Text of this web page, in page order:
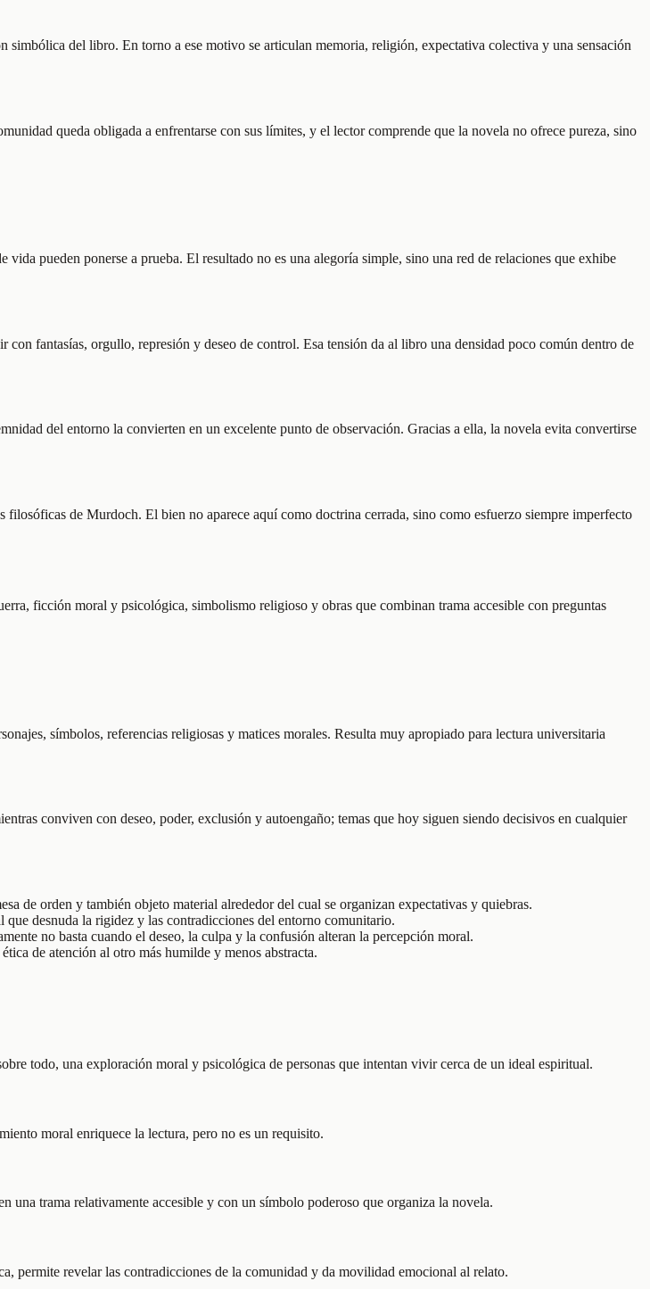
del libro. En torno a ese motivo se articulan memoria, religión, expectativa colectiva y una sensación
queda obligada a enfrentarse con sus límites, y el lector comprende que la novela no ofrece pureza, sino
pueden ponerse a prueba. El resultado no es una alegoría simple, sino una red de relaciones que exhibe
fantasías, orgullo, represión y deseo de control. Esa tensión da al libro una densidad poco común dentro de
del entorno la convierten en un excelente punto de observación. Gracias a ella, la novela evita convertirse
de Murdoch. El bien no aparece aquí como doctrina cerrada, sino como esfuerzo siempre imperfecto
ficción moral y psicológica, simbolismo religioso y obras que combinan trama accesible con preguntas
símbolos, referencias religiosas y matices morales. Resulta muy apropiado para lectura universitaria
conviven con deseo, poder, exclusión y autoengaño; temas que hoy siguen siendo decisivos en cualquier
de orden y también objeto material alrededor del cual se organizan expectativas y quiebras.
desnuda la rigidez y las contradicciones del entorno comunitario.
no basta cuando el deseo, la culpa y la confusión alteran la percepción moral.
de atención al otro más humilde y menos abstracta.
todo, una exploración moral y psicológica de personas que intentan vivir cerca de un ideal espiritual.
moral enriquece la lectura, pero no es un requisito.
trama relativamente accesible y con un símbolo poderoso que organiza la novela.
permite revelar las contradicciones de la comunidad y da movilidad emocional al relato.